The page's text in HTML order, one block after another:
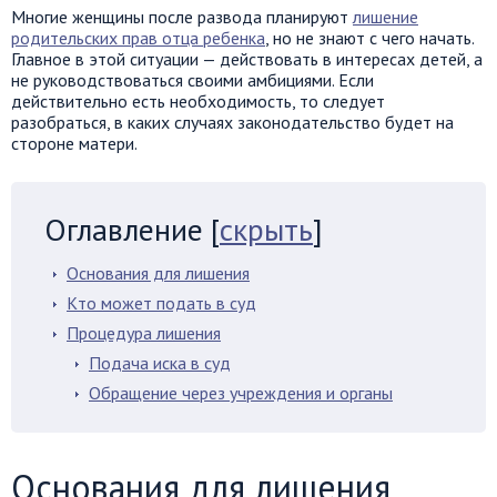
Многие женщины после развода планируютлишение
родительских прав отца ребенка, но не знают с чего начать.
Главное в этой ситуации — действовать в интересах детей, а
не руководствоваться своими амбициями. Если
действительно есть необходимость, то следует
разобраться, в каких случаях законодательство будет на
стороне матери.
Оглавление [скрыть]
Основания для лишения
Кто может подать в суд
Процедура лишения
Подача иска в суд
Обращение через учреждения и органы
Основания для лишения